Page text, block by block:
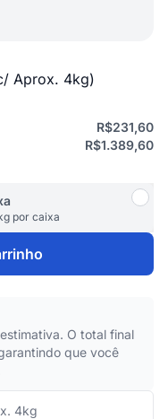
O total final
que você
4kg
Aprox. 4kg)
R$231,60
R$1.389,60
por caixa